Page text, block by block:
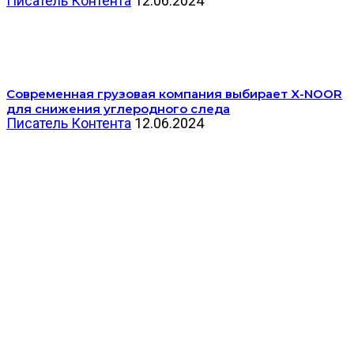
Современная грузовая компания выбирает X-NOOR
для снижения углеродного следа
Писатель Контента 12.06.2024